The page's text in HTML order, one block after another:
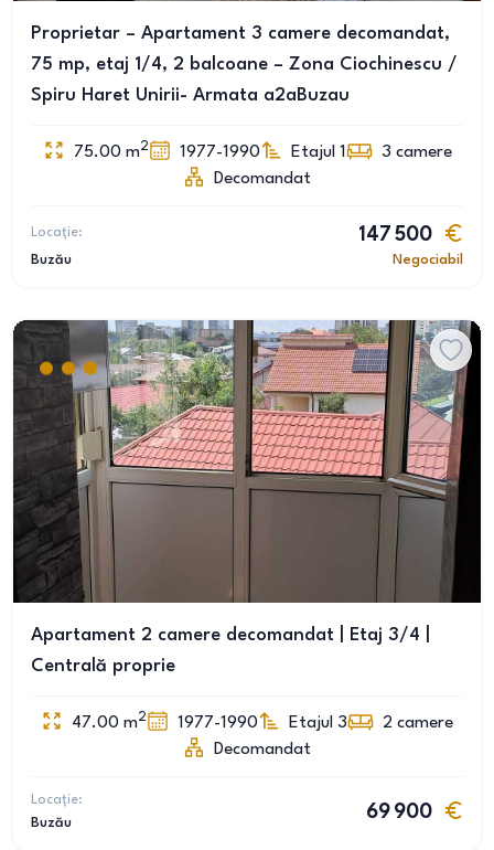
Proprietar – Apartament 3 camere decomandat,
75 mp, etaj 1/4, 2 balcoane – Zona Ciochinescu /
Spiru Haret Unirii- Armata a2aBuzau
75.00 m2 1977-1990 Etajul 1 3 camere
Decomandat
Locație:
Buzău
147 500
Negociabil
Apartament 2 camere decomandat | Etaj 3/4 |
Centrală proprie
47.00 m2 1977-1990 Etajul 3 2 camere
Decomandat
Locație:
Buzău
69 900